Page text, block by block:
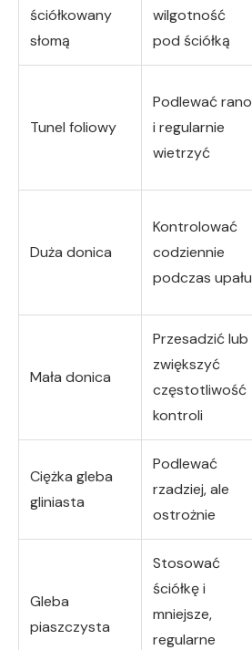
ściółkowany
słomą
wilgotność
pod ściółką
Tunel foliowy
Podlewać rano
i regularnie
wietrzyć
Duża donica
Kontrolować
codziennie
podczas upału
Mała donica
Przesadzić lub
zwiększyć
częstotliwość
kontroli
Ciężka gleba
gliniasta
Podlewać
rzadziej, ale
ostrożnie
Gleba
piaszczysta
Stosować
ściółkę i
mniejsze,
regularne